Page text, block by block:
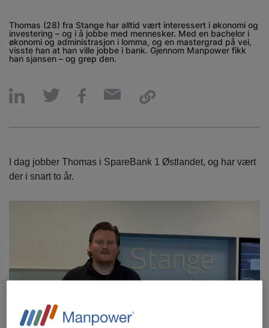
Thomas (28) fra Stange har alltid vært interessert i økonomi og
investering – og i å jobbe med mennesker. Med en bachelor i
økonomi og administrasjon i lomma, og en mastergrad på vei,
visste han at han ville jobbe i bank. Gjennom Manpower fikk
han sjansen – og grep den.
I dag jobber Thomas i SpareBank 1 Østlandet, og har vært
der i snart to år.